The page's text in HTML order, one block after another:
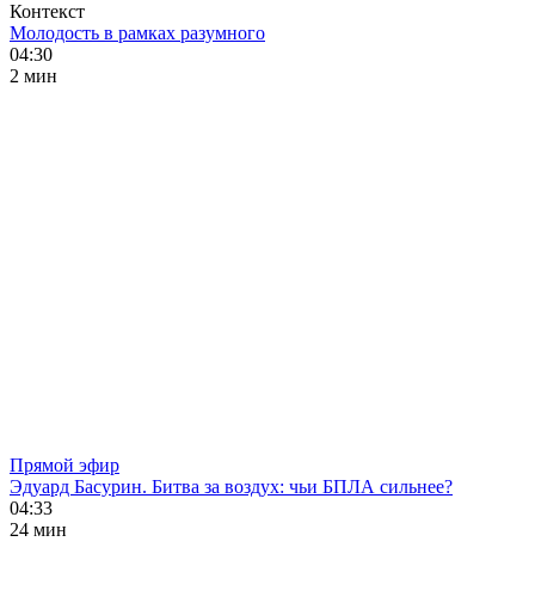
Контекст
Молодость в рамках разумного
04:30
2 мин
Прямой эфир
Эдуард Басурин. Битва за воздух: чьи БПЛА сильнее?
04:33
24 мин